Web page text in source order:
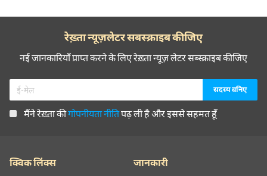
रेख़्ता न्यूज़लेटर सबस्क्राइब कीजिए
नई जानकारियाँ प्राप्त करने के लिए रेख़्ता न्यूज़ लेटर सब्स्क्राइब कीजिए
मैंने रेख़्ता कीगोपनीयता नीतिपढ़ ली है और इससे सहमत हूँ
क्विक लिंक्स जानकारी